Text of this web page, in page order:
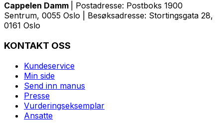
Cappelen Damm
| Postadresse: Postboks 1900
Sentrum, 0055 Oslo | Besøksadresse: Stortingsgata 28,
0161 Oslo
KONTAKT OSS
Kundeservice
Min side
Send inn manus
Presse
Vurderingseksemplar
Ansatte